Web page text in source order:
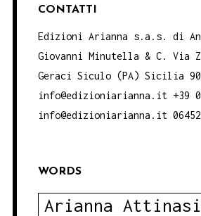
CONTATTI
Edizioni Arianna s.a.s. di
Giovanni Minutella & C. Via
Geraci Siculo (PA) Sicilia
info@edizioniarianna.it +39
info@edizioniarianna.it
WORDS
Arianna Attinasi